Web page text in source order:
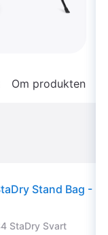
Om produkten
Stand Bag -
StaDry Svart